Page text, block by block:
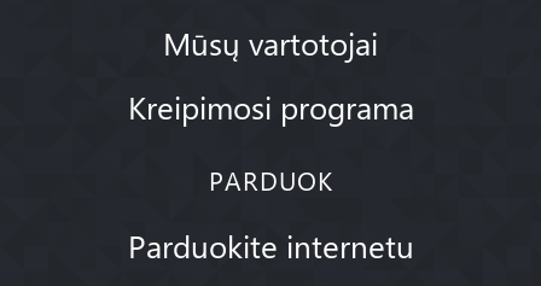
Mūsų vartotojai
Kreipimosi programa
PARDUOK
Parduokite internetu